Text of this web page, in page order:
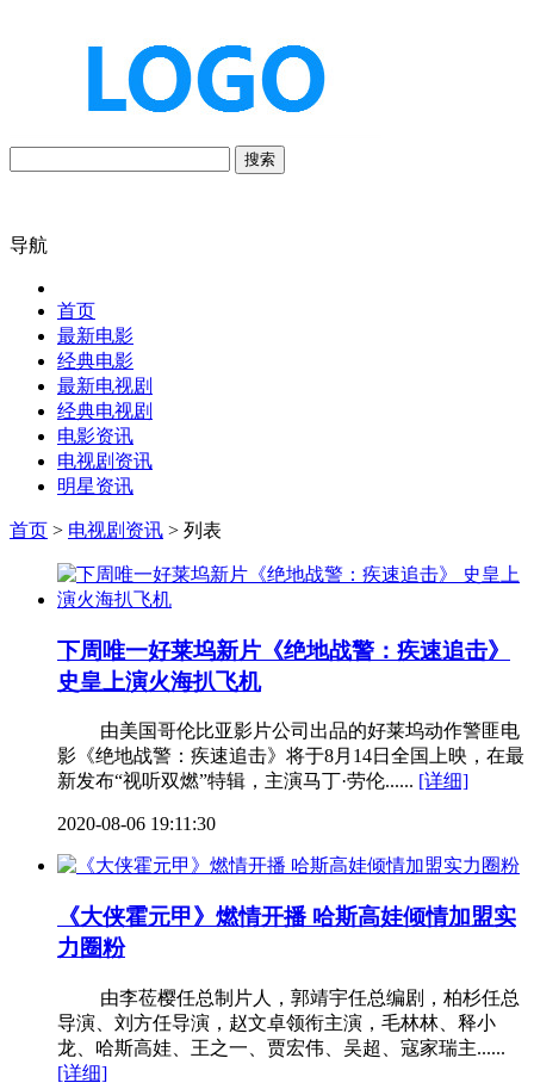
搜索
导航
首页
最新电影
经典电影
最新电视剧
经典电视剧
电影资讯
电视剧资讯
明星资讯
首页 > 电视剧资讯 > 列表
下周唯一好莱坞新片《绝地战警：疾速追击》
史皇上演火海扒飞机
由美国哥伦比亚影片公司出品的好莱坞动作警匪电
影《绝地战警：疾速追击》将于8月14日全国上映，在最
新发布“视听双燃”特辑，主演马丁·劳伦...... [详细]
2020-08-06 19:11:30
《大侠霍元甲》燃情开播 哈斯高娃倾情加盟实
力圈粉
由李莅樱任总制片人，郭靖宇任总编剧，柏杉任总
导演、刘方任导演，赵文卓领衔主演，毛林林、释小
龙、哈斯高娃、王之一、贾宏伟、吴超、寇家瑞主......
[详细]